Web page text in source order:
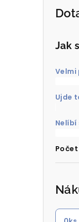
Jak
Velmi
Ujde
Nelíbí